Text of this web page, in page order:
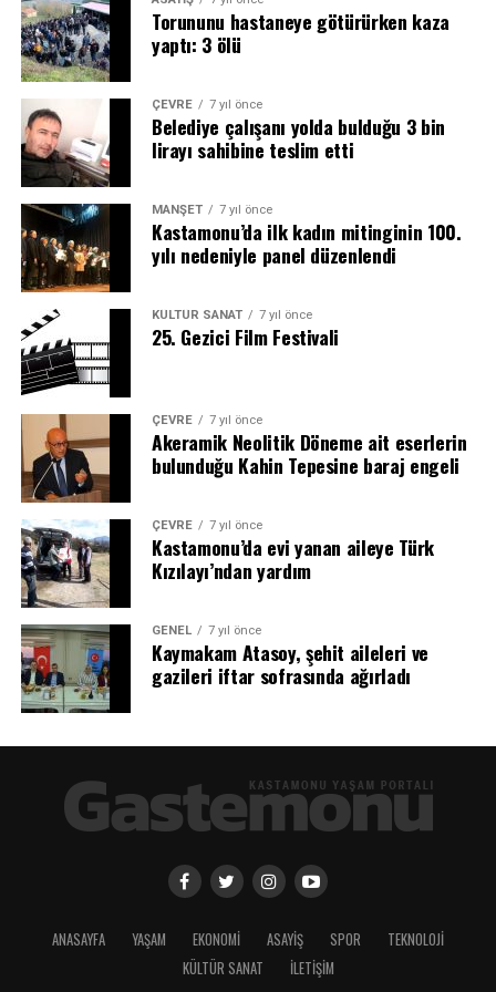
gelişmesine ve mekanik düzeneklerin çalışma
prensiplerini öğrenmelerine yardımcı olmaktadır. Ayrıca
burada verilen eğitimler çocukların sadece motor
becerilerini ve mekanik yeteneklerini geliştirmekle
kalmamaktadır. Çocuklara burada verdiğimiz setler
programlanabilir olmaları sebebiyle çocukların algoritma
mantığını da kavramalarını sağlamaktadır. Bunları öğrenen
ve geliştiren çocuklarsa, hayatlarında karşılaştıkları her
sorun için çözüm üretebilme becerisini elde etmiş
olacaktır” ifadelerini kullandı.
Torununu hastaneye götürürken kaza
yaptı: 3 ölü
ÇEVRE 7 yıl önce
Belediye çalışanı yolda bulduğu 3 bin
lirayı sahibine teslim etti
MANŞET 7 yıl önce
Kastamonu’da ilk kadın mitinginin 100.
yılı nedeniyle panel düzenlendi
KÜLTÜR SANAT 7 yıl önce
25. Gezici Film Festivali
ÇEVRE 7 yıl önce
Akeramik Neolitik Döneme ait eserlerin
bulunduğu Kahin Tepesine baraj engeli
ÇEVRE 7 yıl önce
Kastamonu’da evi yanan aileye Türk
Kızılayı’ndan yardım
GENEL 7 yıl önce
Kaymakam Atasoy, şehit aileleri ve
gazileri iftar sofrasında ağırladı
ANASAYFA YAŞAM EKONOMİ ASAYİŞ SPOR
TEKNOLOJİ
KÜLTÜR SANAT
İLETİŞİM